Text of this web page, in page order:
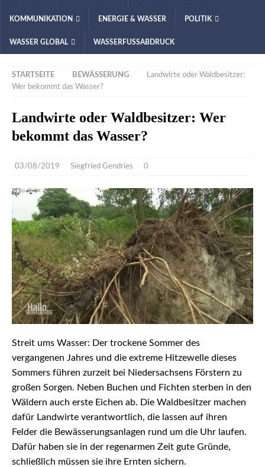
KOMMUNIKATION ENERGIE & WASSER POLITIK
WASSER GLOBAL WASSERFUSSABDRUCK
STARTSEITE BEWÄSSERUNG
Landwirte oder Waldbesitzer:
Wer bekommt das Wasser?
Landwirte oder Waldbesitzer: Wer
bekommt das Wasser?
03/08/2019 Siegfried Gendries 0
Streit ums Wasser: Der trockene Sommer des
vergangenen Jahres und die extreme Hitzewelle dieses
Sommers führen zurzeit bei Niedersachsens Förstern zu
großen Sorgen. Neben Buchen und Fichten sterben in den
Wäldern auch erste Eichen ab. Die Waldbesitzer machen
dafür Landwirte verantwortlich, die lassen auf ihren
Felder die Bewässerungsanlagen rund um die Uhr laufen.
Dafür haben sie in der regenarmen Zeit gute Gründe,
schließlich müssen sie ihre Ernten sichern.